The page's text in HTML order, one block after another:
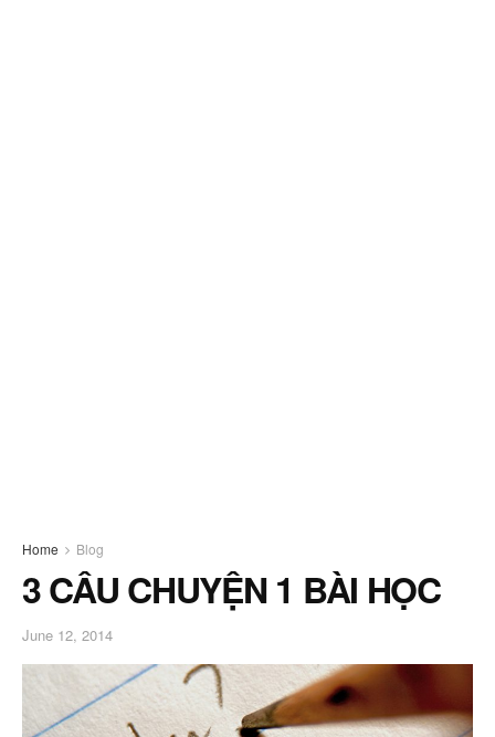
Home Blog
3 CÂU CHUYỆN 1 BÀI HỌC
June 12, 2014